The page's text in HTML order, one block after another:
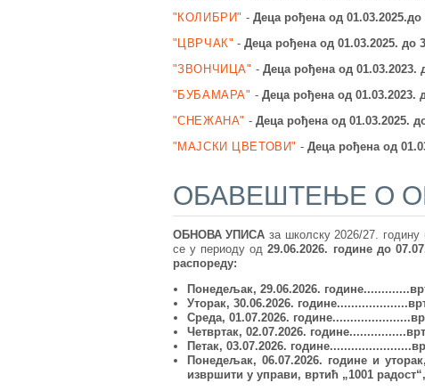
"КОЛИБРИ" - Деца рођена од 01.03.2025.до
"ЦВРЧАК" -Деца рођена од 01.03.2025. до
"ЗВОНЧИЦА" - Деца рођена од 01.03.2023.
"БУБАМАРА" - Деца рођена од 01.03.2023.
"СНЕЖАНА" - Деца рођена од 01.03.2025.
"МАЈСКИ ЦВЕТОВИ" -Деца рођена од
ОБАВЕШТЕЊЕ О
ОБНОВА УПИСА за школску 2026/27. годину
се у периоду од29.06.2026. годинедо 07.07
распореду:
Понедељак, 29.06.2026. године........
Уторак, 30.06.2026. године...............
Среда, 01.07.2026. године.................
Четвртак, 02.07.2026.
Петак, 03.07.2026. године.......................
Понедељак, 06.07.2026. године и
извршити у управи, вртић „1001